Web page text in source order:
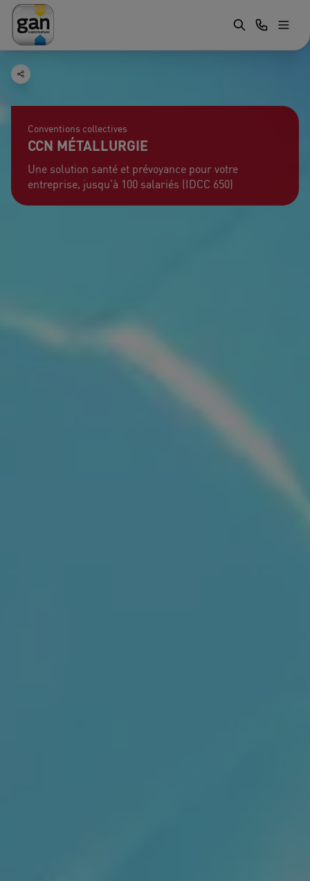
Conventions collectives
CCN MÉTALLURGIE
Une solution santé et prévoyance pour votre
entreprise, jusqu’à 100 salariés (IDCC 650)